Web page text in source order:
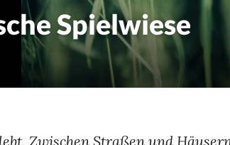
Spielwiese
Zwischen Straßen und